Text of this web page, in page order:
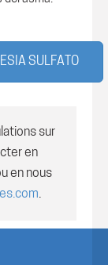
SULFATO
sur
en
en nous
.